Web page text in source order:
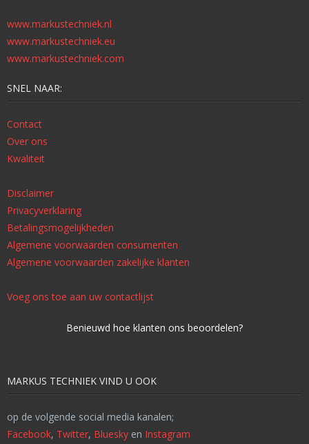
www.markustechniek.nl
www.markustechniek.eu
www.markustechniek.com
SNEL NAAR:
Contact
Over ons
Kwaliteit
Disclaimer
Privacyverklaring
Betalingsmogelijkheden
Algemene voorwaarden consumenten
Algemene voorwaarden zakelijke klanten
Voeg ons toe aan uw contactlijst
Benieuwd hoe klanten ons beoordelen?
MARKUS TECHNIEK VIND U OOK
op de volgende social media kanalen;
Facebook, Twitter, Bluesky en Instagram